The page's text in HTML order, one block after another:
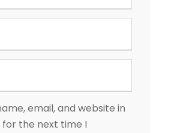
email, and website in
the next time I